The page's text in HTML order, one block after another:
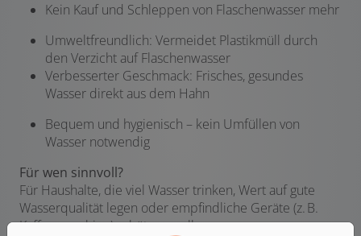
Kein Kauf und Schleppen von Flaschenwasser mehr
Umweltfreundlich: Vermeidet Plastikmüll durch
den Verzicht auf Flaschenwasser
Verbesserter Geschmack: Frisches, gesundes
Wasser direkt aus dem Hahn
Bequem und hygienisch – kein Umfüllen von
Wasser notwendig
Für wen sinnvoll?
Für Haushalte, die viel Wasser trinken, Wert auf gute
Wasserqualität legen oder empfindliche Geräte (z. B.
Kaffeemaschine) schützen wollen.